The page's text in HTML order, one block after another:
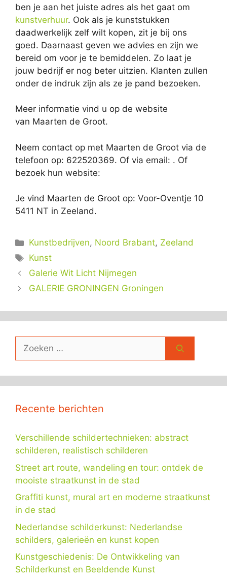
ben je aan het juiste adres als het gaat om
kunstverhuur. Ook als je kunststukken
daadwerkelijk zelf wilt kopen, zit je bij ons
goed. Daarnaast geven we advies en zijn we
bereid om voor je te bemiddelen. Zo laat je
jouw bedrijf er nog beter uitzien. Klanten zullen
onder de indruk zijn als ze je pand bezoeken.
Meer informatie vind u op de website
van Maarten de Groot.
Neem contact op met Maarten de Groot via de
telefoon op: 622520369. Of via email: . Of
bezoek hun website:
Je vind Maarten de Groot op: Voor-Oventje 10
5411 NT in Zeeland.
Categorieën
Kunstbedrijven, Noord Brabant, Zeeland
Tags
Kunst
Galerie Wit Licht Nijmegen
GALERIE GRONINGEN Groningen
Zoek
Recente berichten
Verschillende schildertechnieken: abstract
schilderen, realistisch schilderen
Street art route, wandeling en tour: ontdek de
mooiste straatkunst in de stad
Graffiti kunst, mural art en moderne straatkunst
in de stad
Nederlandse schilderkunst: Nederlandse
schilders, galerieën en kunst kopen
Kunstgeschiedenis: De Ontwikkeling van
Schilderkunst en Beeldende Kunst